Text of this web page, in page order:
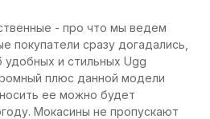
- про что мы ведем
покупатели сразу догадались,
и стильных Ugg
плюс данной модели
ее можно будет
Мокасины не пропускают